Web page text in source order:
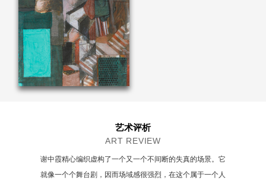
艺术评析
ART REVIEW
谢中霞精心编织虚构了一个又一个不间断的失真的场景。它
就像一个个舞台剧，因而场域感很强烈，在这个属于一个人